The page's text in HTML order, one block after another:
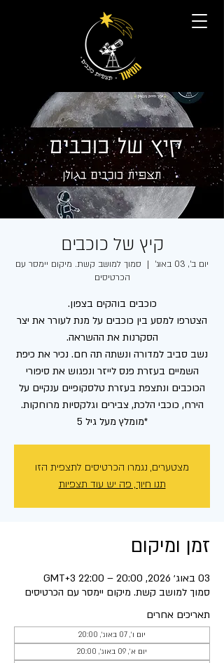
קיץ של כוכבים
יום ב׳, 03 באוג׳
  |
סמוך למושב קשת. מיקום יימסר עם
הכרטיסים
הצטרפו למסע בין כוכבים על מנת לעורר את יצר
נשב סביב למדורה ונשתה תה חם. נכיר את כיפת
השמיים בעזרת פנס לייזר ונפגוש את סיפורי
הכוכבים ונתצפת בעזרת טלסקופיים ענקיים על
*מומלץ מעל גיל 5
מצטערים, נגמרו הכרטיסים לתצפית הזו
תנו חיוך, פה יש עוד תצפיות
זמן ומיקום
03 באוג׳ 2026, 20:00 – 22:00 GMT‎+3‎
סמוך למושב קשת. מיקום יימסר עם הכרטיסים
תאריכים אחרים
יום ו׳, 07 באוג׳, 20:00
יום א׳, 09 באוג׳, 20:00